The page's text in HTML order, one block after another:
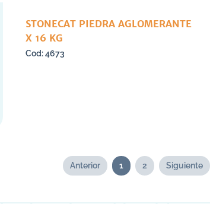
STONECAT PIEDRA AGLOMERANTE
X 16 KG
4673
Anterior 1 2 Siguiente